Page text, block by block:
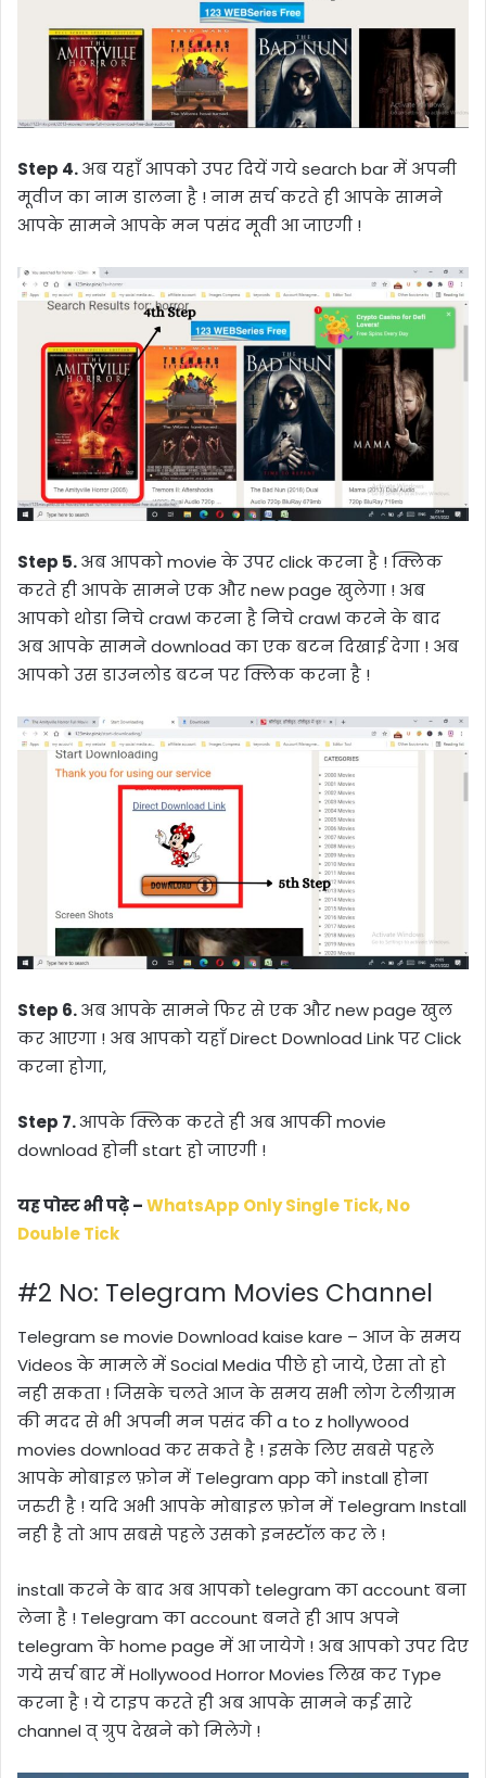
Step 4.अब यहाँ आपको उपर दियें गये search bar में अपनी
मूवीज का नाम डालना है ! नाम सर्च करते ही आपके सामने
आपके सामने आपके मन पसंद मूवी आ जाएगी !
Step 5.अब आपको movie के उपर click करना है ! क्लिक
करते ही आपके सामने एक और new page खुलेगा ! अब
आपको थोडा निचे crawl करना है निचे crawl करने के बाद
अब आपके सामने download का एक बटन दिखाई देगा ! अब
आपको उस डाउनलोड बटन पर क्लिक करना है !
Step 6.अब आपके सामने फिर से एक और new page खुल
कर आएगा ! अब आपको यहाँDirect Download LinkपरClick
करना होगा,
Step 7.आपके क्लिक करते ही अब आपकी movie
download होनी start हो जाएगी !
यह पोस्ट भी पढ़े –WhatsApp Only Single Tick, No
Double Tick
#2 No: Telegram Movies Channel
Telegram se movie Download kaise kare – आज के समय
Videos के मामले मेंSocial Media पीछे हो जाये, ऐसा तो हो
नही सकता ! जिसके चलते आज के समय सभी लोग टेलीग्राम
की मदद से भी अपनी मन पसंद कीa to z hollywood
movies download कर सकते है ! इसके लिए सबसे पहले
आपके मोबाइल फ़ोन में Telegram app को install होना
जरुरी है ! यदि अभी आपके मोबाइल फ़ोन में Telegram Install
नही है तो आप सबसे पहले उसको इनस्टॉल कर ले !
install करने के बाद अब आपको telegram का account बना
लेना है ! Telegram का account बनते ही आप अपने
telegram के home page में आ जायेगे ! अब आपको उपर दिए
गये सर्च बार मेंHollywood HorrorMovies लिख कर Type
करना है ! ये टाइप करते ही अब आपके सामने कई सारे
channel व् ग्रुप देखने को मिलेगे !